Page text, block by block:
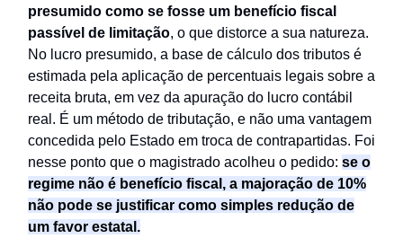
presumido como se fosse um benefício fiscal
passível de limitação, o que distorce a sua natureza.
No lucro presumido, a base de cálculo dos tributos é
estimada pela aplicação de percentuais legais sobre a
receita bruta, em vez da apuração do lucro contábil
real. É um método de tributação, e não uma vantagem
concedida pelo Estado em troca de contrapartidas. Foi
nesse ponto que o magistrado acolheu o pedido: se o
regime não é benefício fiscal, a majoração de 10%
não pode se justificar como simples redução de
um favor estatal.